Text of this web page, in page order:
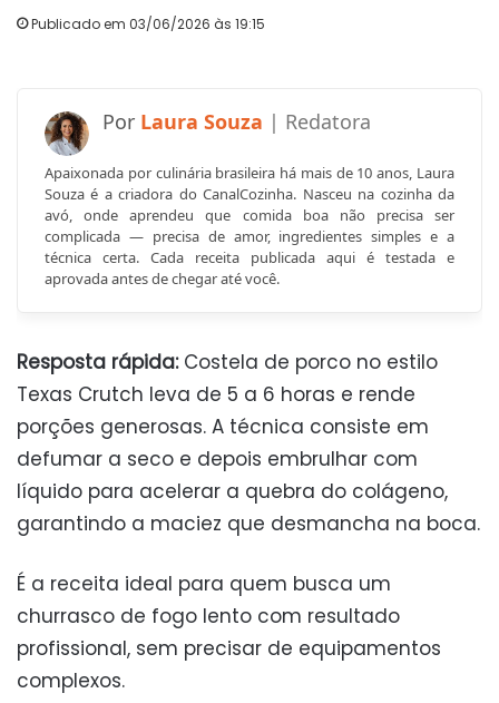
Publicado em 03/06/2026 às 19:15
Laura Souza
Apaixonada por culinária brasileira há mais de 10 anos, Laura
Souza é a criadora do CanalCozinha. Nasceu na cozinha da
avó, onde aprendeu que comida boa não precisa ser
complicada — precisa de amor, ingredientes simples e a
técnica certa. Cada receita publicada aqui é testada e
aprovada antes de chegar até você.
Resposta rápida:Costela de porco no estilo
Texas Crutch leva de 5 a 6 horas e rende
porções generosas. A técnica consiste em
defumar a seco e depois embrulhar com
líquido para acelerar a quebra do colágeno,
garantindo a maciez que desmancha na boca.
É a receita ideal para quem busca um
churrasco de fogo lento com resultado
profissional, sem precisar de equipamentos
complexos.